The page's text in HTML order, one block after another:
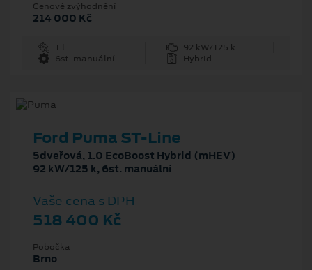
Cenové zvýhodnění
214 000 Kč
1 l
92 kW/125 k
6st. manuální
Hybrid
Ford Puma ST-Line
5dveřová, 1.0 EcoBoost Hybrid (mHEV)
92 kW/125 k, 6st. manuální
Vaše cena s DPH
518 400 Kč
Pobočka
Brno